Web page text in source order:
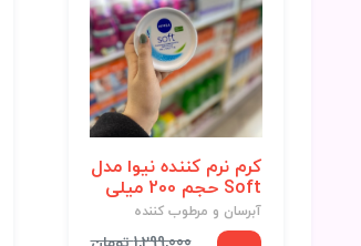
کرم نرم کننده نیوا مدل
Soft حجم 200 میلی
آبرسان و مرطوب کننده